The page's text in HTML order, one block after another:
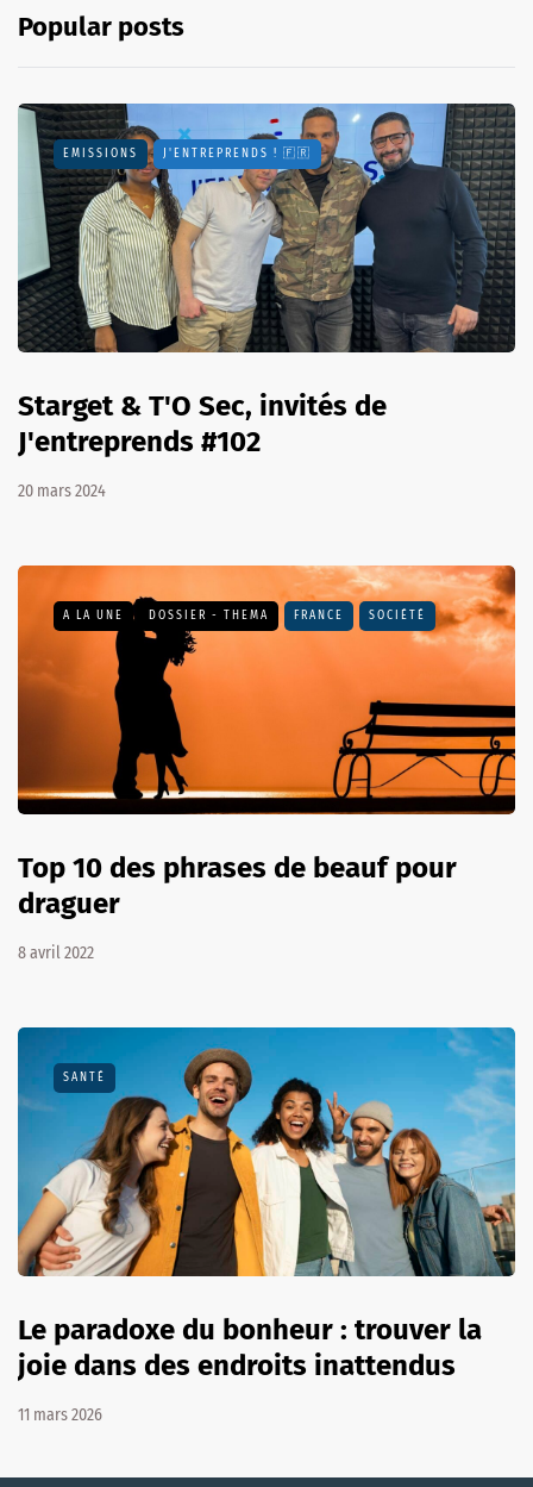
Popular posts
EMISSIONS J'ENTREPRENDS ! 🇫🇷
Starget & T'O Sec, invités de
J'entreprends #102
20 mars 2024
A LA UNE DOSSIER - THEMA FRANCE SOCIÉTÉ
Top 10 des phrases de beauf pour
draguer
8 avril 2022
SANTÉ
Le paradoxe du bonheur : trouver la
joie dans des endroits inattendus
11 mars 2026